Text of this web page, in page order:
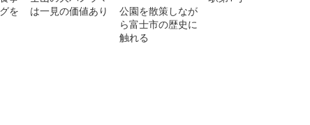
を
は一見の価値あり
公園を散策しなが
ら富士市の歴史に
触れる